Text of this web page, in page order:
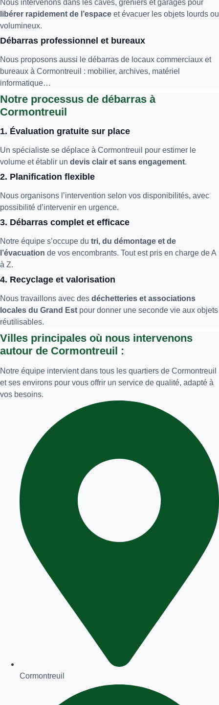
Nous intervenons dans les caves, greniers et garages pour
libérer rapidement de l’espace et évacuer les objets lourds ou
volumineux.
Débarras professionnel et bureaux
Nous proposons aussi le débarras de locaux commerciaux et
bureaux à Cormontreuil : mobilier, archives, matériel
informatique…
Notre processus de débarras à
Cormontreuil
1. Évaluation gratuite sur place
Un spécialiste se déplace à Cormontreuil pour estimer le
volume et établir un devis clair et sans engagement.
2. Planification flexible
Nous organisons l’intervention selon vos disponibilités, avec
possibilité d’intervenir en urgence.
3. Débarras complet et efficace
Notre équipe s’occupe du tri, du démontage et de
l’évacuation de vos encombrants. Tout est pris en charge de A
à Z.
4. Recyclage et valorisation
Nous travaillons avec des déchetteries et associations
locales du Grand Est pour donner une seconde vie aux objets
réutilisables.
Villes principales où nous intervenons
autour de Cormontreuil :
Notre équipe intervient dans tous les quartiers de Cormontreuil
et ses environs pour vous offrir un service de qualité, adapté à
vos besoins.
Cormontreuil